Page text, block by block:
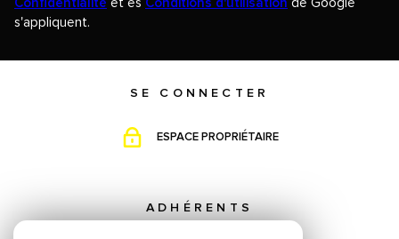
Confidentialité et es Conditions d'utilisation de Google
s'appliquent.
SE CONNECTER
ESPACE PROPRIÉTAIRE
ADHÉRENTS